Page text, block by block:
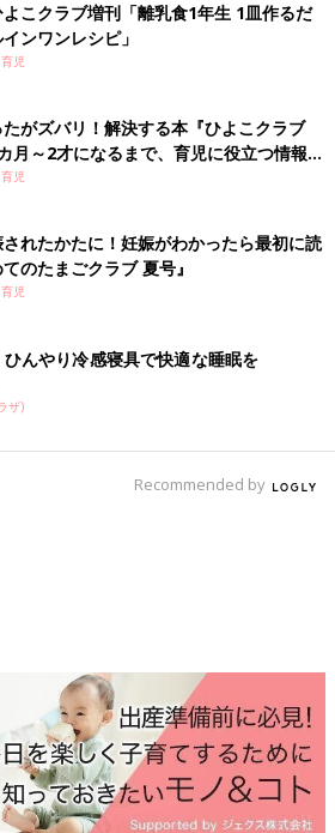
こクラブ増刊「離乳食1年生 1皿作るだ
ンワン​レシピ」
児
がズバリ！解決する本『ひよこクラブ
～2才になるまで、育児に役立つ情報が
児
れたかたに！妊娠がわかったら最初に読
のたまごクラブ 夏号』
児
ひんやり冷感寝具で快適な睡眠を
ザ)
Recommended by